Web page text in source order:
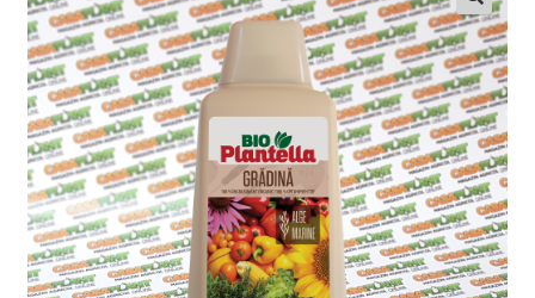
Igienă publică
Casa și grădina
Extinde
meniul
copil
Sere și solarii
Extinde
meniul
copil